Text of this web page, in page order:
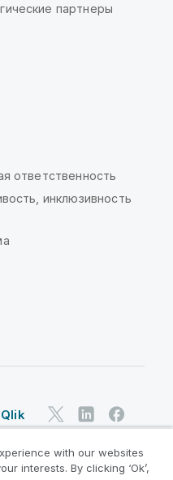
партнеры
ответственность
инклюзивность
with our websites
interests. By clicking ‘Ok’,